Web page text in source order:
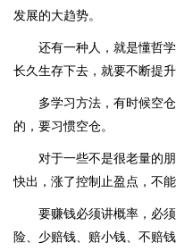
发展的大趋势。
还有一种人，就是懂哲
长久生存下去，就要不断提升
多学习方法，有时候空
的，要习惯空仓。
对于一些不是很老量的
快出，涨了控制止盈点，不
要赚钱必须讲概率，必
险、少赔钱、赔小钱、不赔